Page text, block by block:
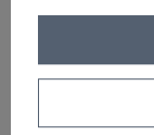
Marka